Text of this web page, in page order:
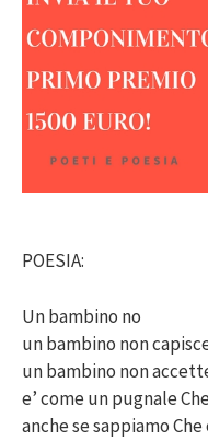
POESIA:
Un bambino no
un bambino non
un bambino non
e’ come un pugnale
anche se sappiamo